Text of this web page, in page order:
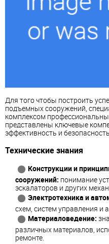
Для того чтобы построить
подъемных сооружений,
комплексом
представлены ключевые
эффективность и
Технические знания
Конструкции и
сооружений: понимание
эскалаторов и других
Электротехника и
схем, систем управления и
Материаловедение:
различных материалов,
ремонте.